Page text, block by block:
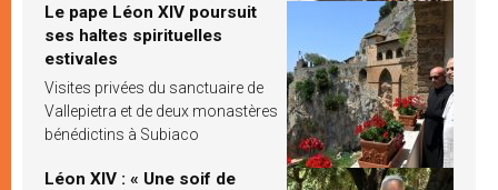
Le pape Léon XIV poursuit
ses haltes spirituelles
estivales
Visites privées du sanctuaire de
Vallepietra et de deux monastères
bénédictins à Subiaco
Léon XIV : « Une soif de